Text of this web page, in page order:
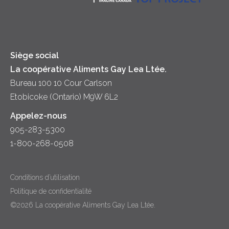
Siège social
La coopérative Aliments Gay Lea Ltée.
Bureau 100 10 Cour Carlson
Etobicoke (Ontario) M9W 6L2
Appelez-nous
905-283-5300
1-800-268-0508
Conditions d’utilisation
Politique de confidentialité
©2026 La coopérative Aliments Gay Lea Ltée.